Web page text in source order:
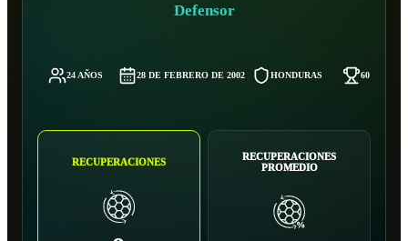
Defensor
24 AÑOS 28 DE FEBRERO DE 2002 HONDURAS 60 KG
RECUPERACIONES
RECUPERACIONES
PROMEDIO